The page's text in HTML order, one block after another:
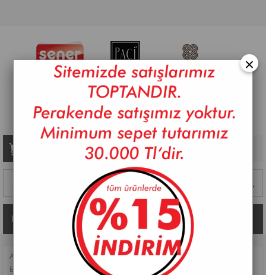
Sepetim 0 Ürün
ANASAYFA > SERVIS GEREÇLERI>
EKMEK SEPETLERI
PAÇİ-BÜYÜK OVAL EKMEK SEPETİ
×